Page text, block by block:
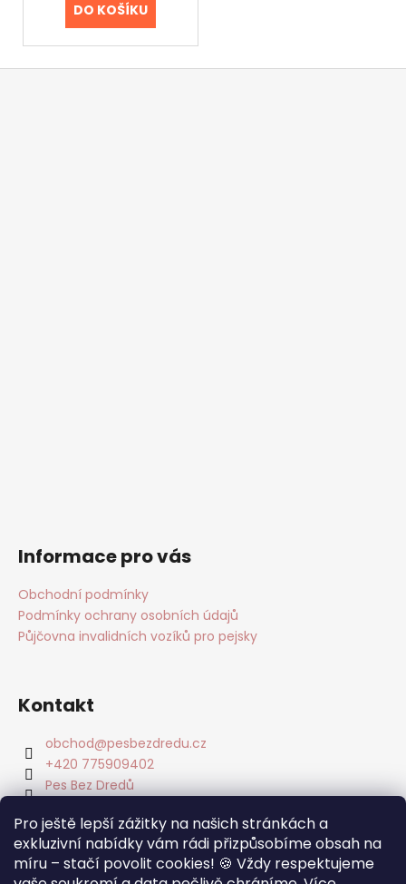
Pro ještě lepší zážitky na našich stránkách a
exkluzivní nabídky vám rádi přizpůsobíme obsah na
míru – stačí povolit cookies! 🍪 Vždy respektujeme
DO KOŠÍKU
Informace pro vás
Obchodní podmínky
Podmínky ochrany osobních údajů
Půjčovna invalidních vozíků pro pejsky
Kontakt
obchod@pesbezdredu.cz
+420 775909402
Pes Bez Dredů
Pes Bez Dredu - Smečka z Mníšku